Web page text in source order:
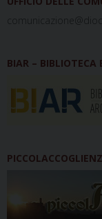
BIAR – BIBLIOTECA